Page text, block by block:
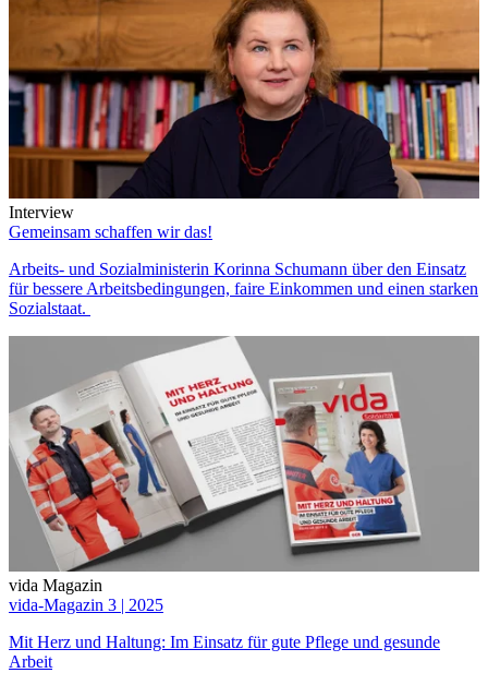
Interview
Gemeinsam schaffen wir das!
Arbeits- und Sozialministerin Korinna Schumann über den Einsatz
für bessere Arbeitsbedingungen, faire Einkommen und einen starken
Sozialstaat.
vida Magazin
vida-Magazin 3 | 2025
Mit Herz und Haltung: Im Einsatz für gute Pflege und gesunde
Arbeit